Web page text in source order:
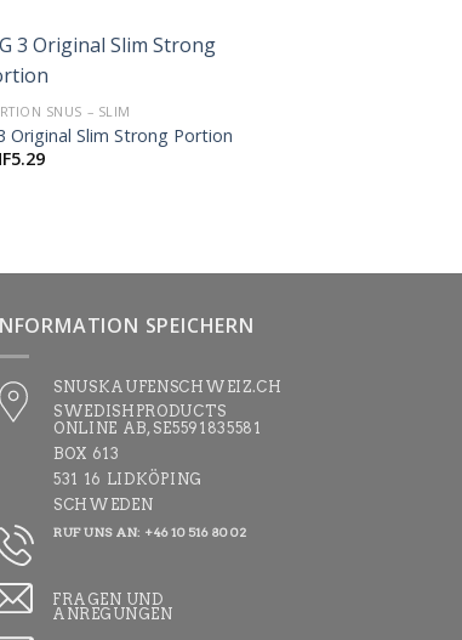
+
SNUS – SLIM
Original Slim Strong Portion
5.29
SPEICHERN
SNUSKAUFENSCHWEIZ.CH
SWEDISHPRODUCTS
ONLINE AB, SE5591835581
BOX 613
531 16 LIDKÖPING
SCHWEDEN
RUF UNS AN: +46 10 516 80 02
FRAGEN UND
ANREGUNGEN